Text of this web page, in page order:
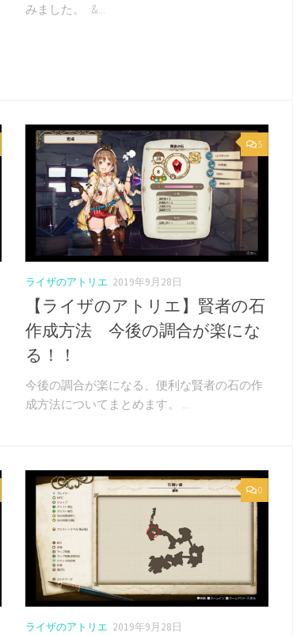
みました。 &...
5
ライザのアトリエ 2019年9月28日
【ライザのアトリエ】賢者の石
作成方法 今後の調合が楽にな
る！！
今後の調合が楽になる、便利な賢者の石の作
成方法についてまとめます。 ...
0
ライザのアトリエ 2019年9月28日